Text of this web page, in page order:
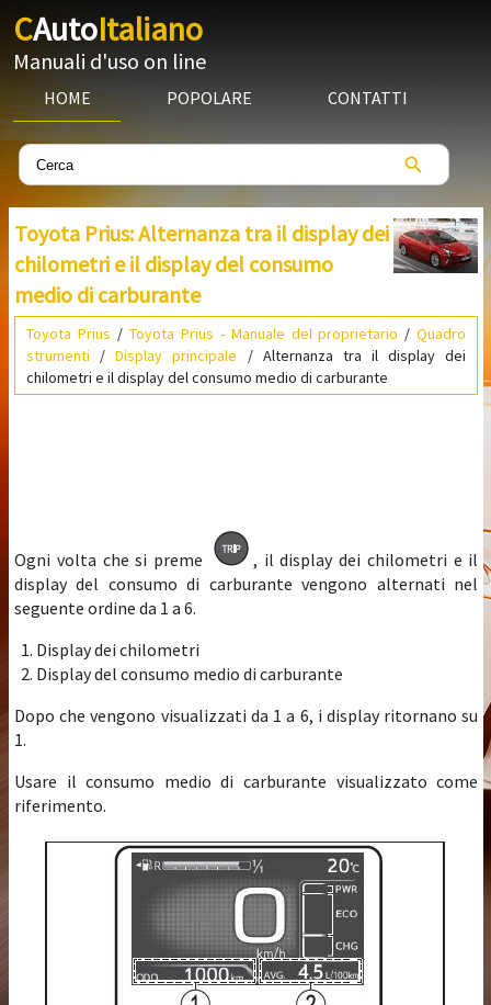
CAutoItaliano
Manuali d'uso on line
HOME POPOLARE CONTATTI
Toyota Prius: Alternanza tra il display dei
chilometri e il display del consumo
medio di carburante
Toyota Prius / Toyota Prius - Manuale del proprietario /Quadro
strumenti /Display principale / Alternanza tra il display dei
chilometri e il display del consumo medio di carburante
Ogni volta che si preme
, il display dei chilometri e il
display del consumo di carburante vengono alternati nel
seguente ordine da 1 a 6.
Display dei chilometri
Display del consumo medio di carburante
Dopo che vengono visualizzati da 1 a 6, i display ritornano su
1.
Usare il consumo medio di carburante visualizzato come
riferimento.